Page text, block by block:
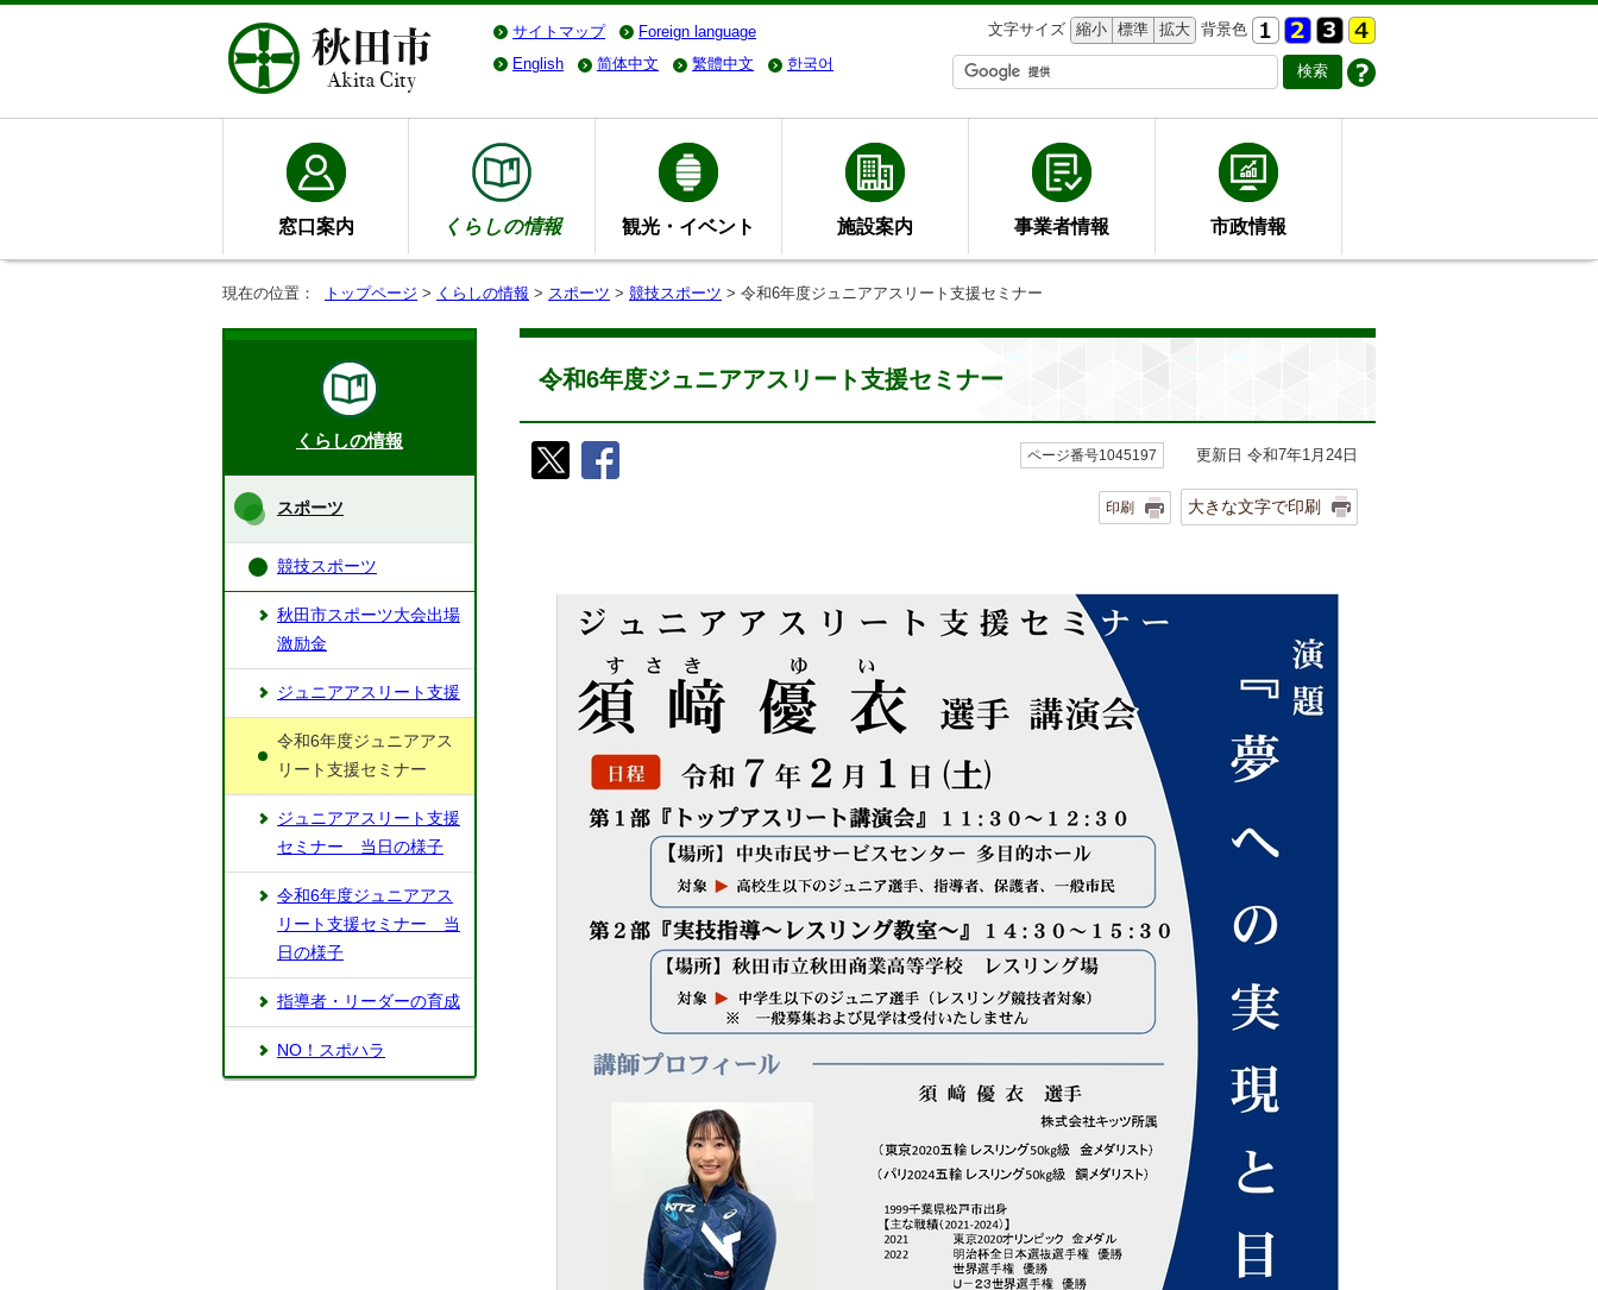
サイトマップ Foreign language 文字サイズ 縮小 標準 拡大 背景色
English
简体中文 繁體中文 한국어
窓口案内 くらしの情報 観光・イベント 施設案内 事業者情報 市政情報
現在の位置： トップページ > くらしの情報 > スポーツ > 競技スポーツ > 令和6年度ジュニアアスリート支援セミナー
令和6年度ジュニアアスリート支援セミナー
ページ番号1045197 更新日 令和7年1月24日
印刷 大きな文字で印刷
くらしの情報
スポーツ
競技スポーツ
秋田市スポーツ大会出場
激励金
ジュニアアスリート支援
令和6年度ジュニアアス
リート支援セミナー
ジュニアアスリート支援
セミナー 当日の様子
令和6年度ジュニアアス
リート支援セミナー 当
日の様子
指導者・リーダーの育成
NO！スポハラ